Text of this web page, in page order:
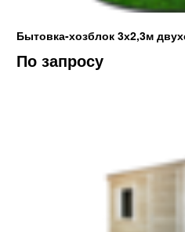
Бытовка-хозблок 3х2,3м
По запросу